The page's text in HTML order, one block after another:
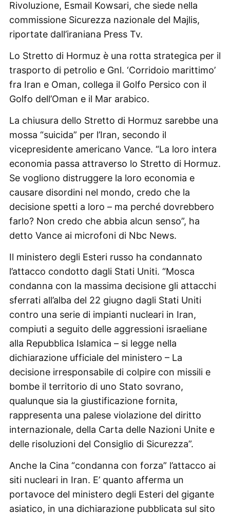
Rivoluzione, Esmail Kowsari, che siede nella
commissione Sicurezza nazionale del Majlis,
riportate dall’iraniana Press Tv.
Lo Stretto di Hormuz è una rotta strategica per il
trasporto di petrolio e Gnl. ‘Corridoio marittimo’
fra Iran e Oman, collega il Golfo Persico con il
Golfo dell’Oman e il Mar arabico.
La chiusura dello Stretto di Hormuz sarebbe una
mossa “suicida” per l’Iran, secondo il
vicepresidente americano Vance. “La loro intera
economia passa attraverso lo Stretto di Hormuz.
Se vogliono distruggere la loro economia e
causare disordini nel mondo, credo che la
decisione spetti a loro – ma perché dovrebbero
farlo? Non credo che abbia alcun senso”, ha
detto Vance ai microfoni di Nbc News.
Il ministero degli Esteri russo ha condannato
l’attacco condotto dagli Stati Uniti. “Mosca
condanna con la massima decisione gli attacchi
sferrati all’alba del 22 giugno dagli Stati Uniti
contro una serie di impianti nucleari in Iran,
compiuti a seguito delle aggressioni israeliane
alla Repubblica Islamica – si legge nella
dichiarazione ufficiale del ministero – La
decisione irresponsabile di colpire con missili e
bombe il territorio di uno Stato sovrano,
qualunque sia la giustificazione fornita,
rappresenta una palese violazione del diritto
internazionale, della Carta delle Nazioni Unite e
delle risoluzioni del Consiglio di Sicurezza”.
Anche la Cina “condanna con forza” l’attacco ai
siti nucleari in Iran. E’ quanto afferma un
portavoce del ministero degli Esteri del gigante
asiatico, in una dichiarazione pubblicata sul sito